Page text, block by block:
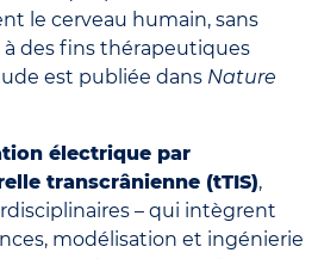
le cerveau humain, sans
des fins thérapeutiques
est publiée dans Nature
électrique par
transcrânienne (tTIS),
– qui intègrent
modélisation et ingénierie